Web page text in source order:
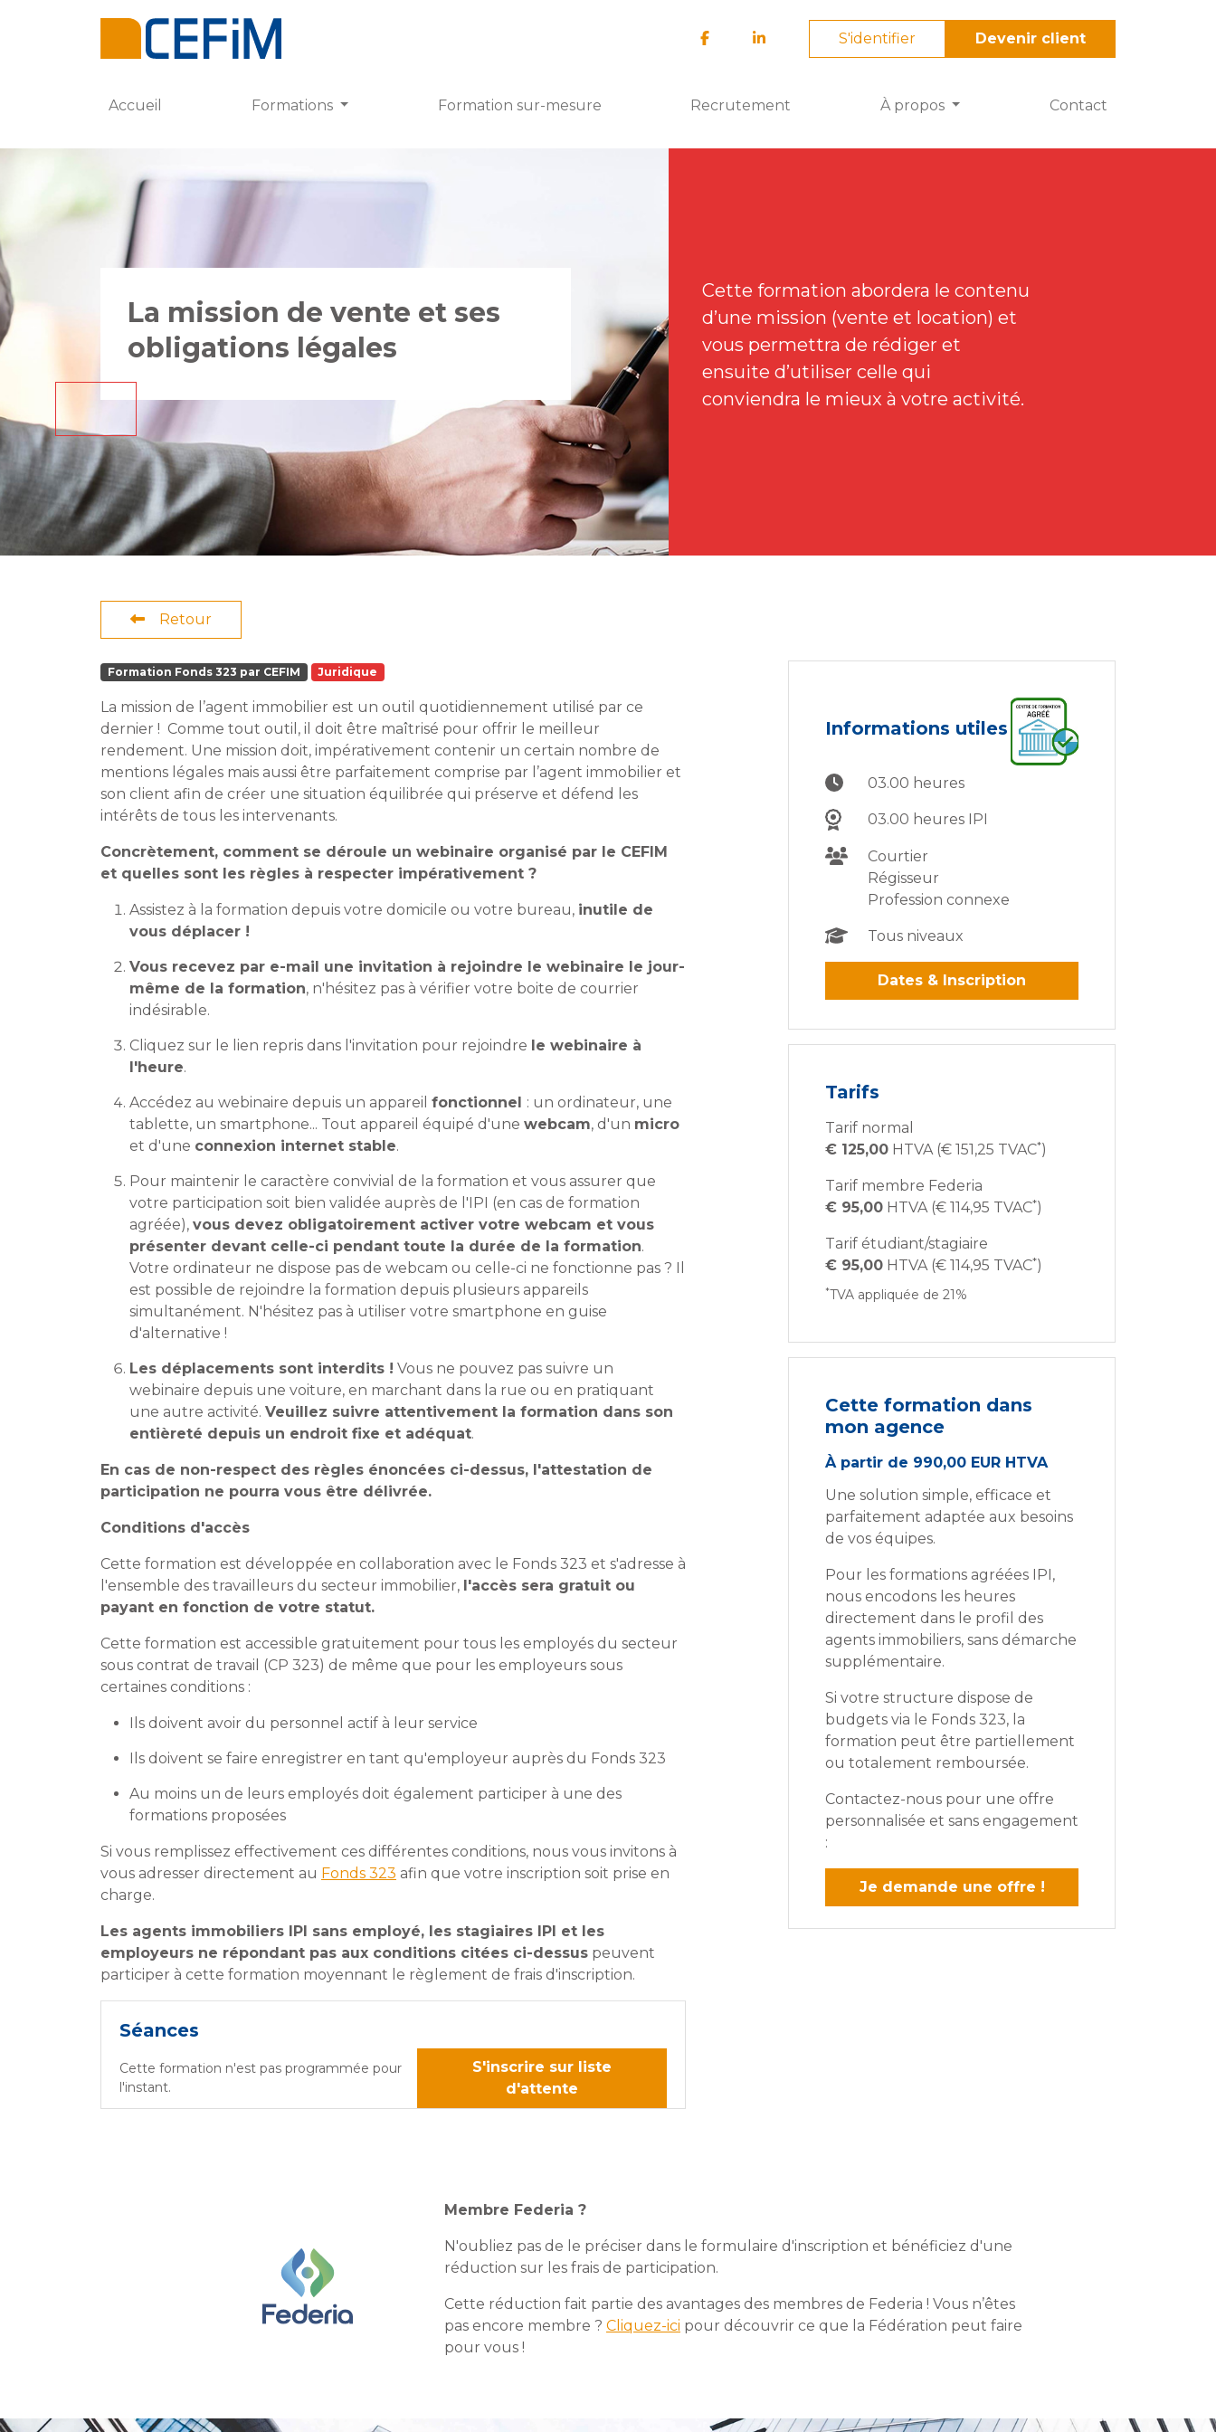
S'identifier Devenir client
Accueil Formations Formation sur-mesure Recrutement À propos Contact
La mission de vente et ses
obligations légales
Cette formation abordera le contenu
d’une mission (vente et location) et
vous permettra de rédiger et
ensuite d’utiliser celle qui
conviendra le mieux à votre activité.
Retour
Formation Fonds 323 par CEFIM Juridique
La mission de l’agent immobilier est un outil quotidiennement utilisé par ce
dernier ! Comme tout outil, il doit être maîtrisé pour offrir le meilleur
rendement. Une mission doit, impérativement contenir un certain nombre de
mentions légales mais aussi être parfaitement comprise par l’agent immobilier et
son client afin de créer une situation équilibrée qui préserve et défend les
intérêts de tous les intervenants.
Concrètement, comment se déroule un webinaire organisé par le CEFIM
et quelles sont les règles à respecter impérativement ?
Assistez à la formation depuis votre domicile ou votre bureau, inutile de
vous déplacer !
Vous recevez par e-mail une invitation à rejoindre le webinaire le jour-
même de la formation, n'hésitez pas à vérifier votre boite de courrier
indésirable.
Cliquez sur le lien repris dans l'invitation pour rejoindre le webinaire à
l'heure.
Accédez au webinaire depuis un appareil fonctionnel : un ordinateur, une
tablette, un smartphone... Tout appareil équipé d'une webcam, d'un micro
et d'une connexion internet stable.
Pour maintenir le caractère convivial de la formation et vous assurer que
votre participation soit bien validée auprès de l'IPI (en cas de formation
agréée), vous devez obligatoirement activer votre webcam et vous
présenter devant celle-ci pendant toute la durée de la formation.
Votre ordinateur ne dispose pas de webcam ou celle-ci ne fonctionne pas ? Il
est possible de rejoindre la formation depuis plusieurs appareils
simultanément. N'hésitez pas à utiliser votre smartphone en guise
d'alternative !
Les déplacements sont interdits ! Vous ne pouvez pas suivre un
webinaire depuis une voiture, en marchant dans la rue ou en pratiquant
une autre activité. Veuillez suivre attentivement la formation dans son
entièreté depuis un endroit fixe et adéquat.
En cas de non-respect des règles énoncées ci-dessus, l'attestation de
participation ne pourra vous être délivrée.
Conditions d'accès
Cette formation est développée en collaboration avec le Fonds 323 et s'adresse à
l'ensemble des travailleurs du secteur immobilier, l'accès sera gratuit ou
payant en fonction de votre statut.
Cette formation est accessible gratuitement pour tous les employés du secteur
sous contrat de travail (CP 323) de même que pour les employeurs sous
certaines conditions :
Ils doivent avoir du personnel actif à leur service
Ils doivent se faire enregistrer en tant qu'employeur auprès du Fonds 323
Au moins un de leurs employés doit également participer à une des
formations proposées
Si vous remplissez effectivement ces différentes conditions, nous vous invitons à
vous adresser directement au Fonds 323 afin que votre inscription soit prise en
charge.
Les agents immobiliers IPI sans employé, les stagiaires IPI et les
employeurs ne répondant pas aux conditions citées ci-dessus peuvent
participer à cette formation moyennant le règlement de frais d'inscription.
Séances
Cette formation n'est pas programmée pour
l'instant.
S'inscrire sur liste
d'attente
Informations utiles
03.00 heures
03.00 heures IPI
Courtier
Régisseur
Profession connexe
Tous niveaux
Dates & Inscription
Tarifs
Tarif normal
€ 125,00 HTVA (€ 151,25 TVAC*)
Tarif membre Federia
€ 95,00 HTVA (€ 114,95 TVAC*)
Tarif étudiant/stagiaire
€ 95,00 HTVA (€ 114,95 TVAC*)
*TVA appliquée de 21%
Cette formation dans
mon agence
À partir de 990,00 EUR HTVA
Une solution simple, efficace et
parfaitement adaptée aux besoins
de vos équipes.
Pour les formations agréées IPI,
nous encodons les heures
directement dans le profil des
agents immobiliers, sans démarche
supplémentaire.
Si votre structure dispose de
budgets via le Fonds 323, la
formation peut être partiellement
ou totalement remboursée.
Contactez-nous pour une offre
personnalisée et sans engagement
:
Je demande une offre !
Membre Federia ?
N'oubliez pas de le préciser dans le formulaire d'inscription et bénéficiez d'une
réduction sur les frais de participation.
Cette réduction fait partie des avantages des membres de Federia ! Vous n’êtes
pas encore membre ? Cliquez-ici pour découvrir ce que la Fédération peut faire
pour vous !